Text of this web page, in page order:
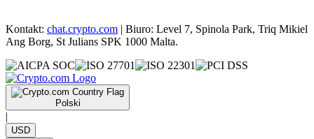
Kontakt: chat.crypto.com | Biuro: Level 7, Spinola Park, Triq Mikiel
Ang Borg, St Julians SPK 1000 Malta.
Polski
|
USD